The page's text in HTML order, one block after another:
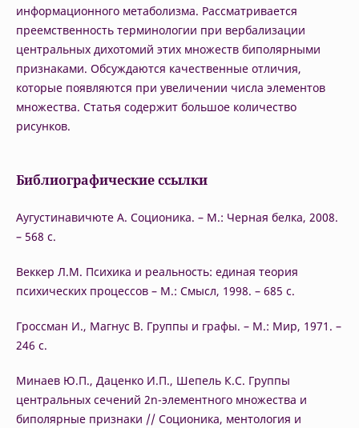
информационного метаболизма. Рассматривается
преемственность терминологии при вербализации
центральных дихотомий этих множеств биполярными
признаками. Обсуждаются качественные отличия,
которые появляются при увеличении числа элементов
множества. Статья содержит большое количество
рисунков.
Библиографические ссылки
Аугустинавичюте А. Соционика. – М.: Черная белка, 2008.
– 568 с.
Веккер Л.М. Психика и реальность: единая теория
психических процессов – М.: Смысл, 1998. – 685 с.
Гроссман И., Магнус В. Группы и графы. – М.: Мир, 1971. –
246 с.
Минаев Ю.П., Даценко И.П., Шепель К.С. Группы
центральных сечений 2n-элементного множества и
биполярные признаки // Соционика, ментология и